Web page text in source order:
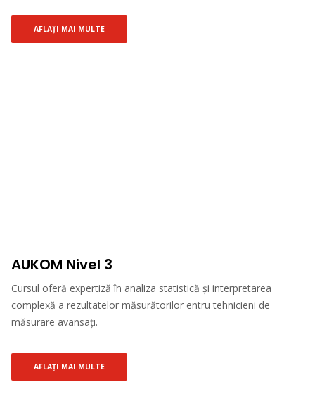
AFLAȚI MAI MULTE
AUKOM Nivel 3
Cursul oferă expertiză în analiza statistică și interpretarea
complexă a rezultatelor măsurătorilor entru tehnicieni de
măsurare avansați.
AFLAȚI MAI MULTE